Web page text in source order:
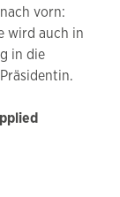
vorn:
wird auch in
in die